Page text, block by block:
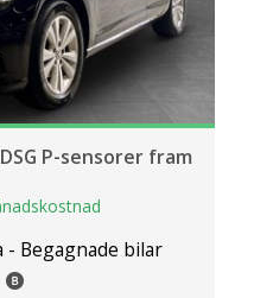
P-sensorer fram
- Begagnade bilar